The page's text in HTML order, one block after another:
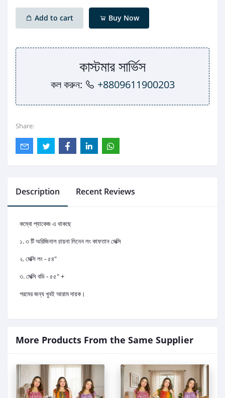
Add to cart Buy Now
কাস্টমার সার্ভিস
কল করুন: +8809611900203
Share:
Description Recent Reviews
কম্বো প্যাকেজ এ থাকছে
১. ৩ টি অরিজিনাল চায়না লিনেন লং কাফতান মেক্সি
২. মেক্সি লং - ৫৪"
৩. মেক্সি বডি - ৫৫" +
গরমের জন্য খুবই আরাম দায়ক।
More Products From the Same Supplier